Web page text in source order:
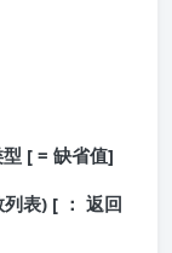
[ = 缺省值]
表) [ ： 返回